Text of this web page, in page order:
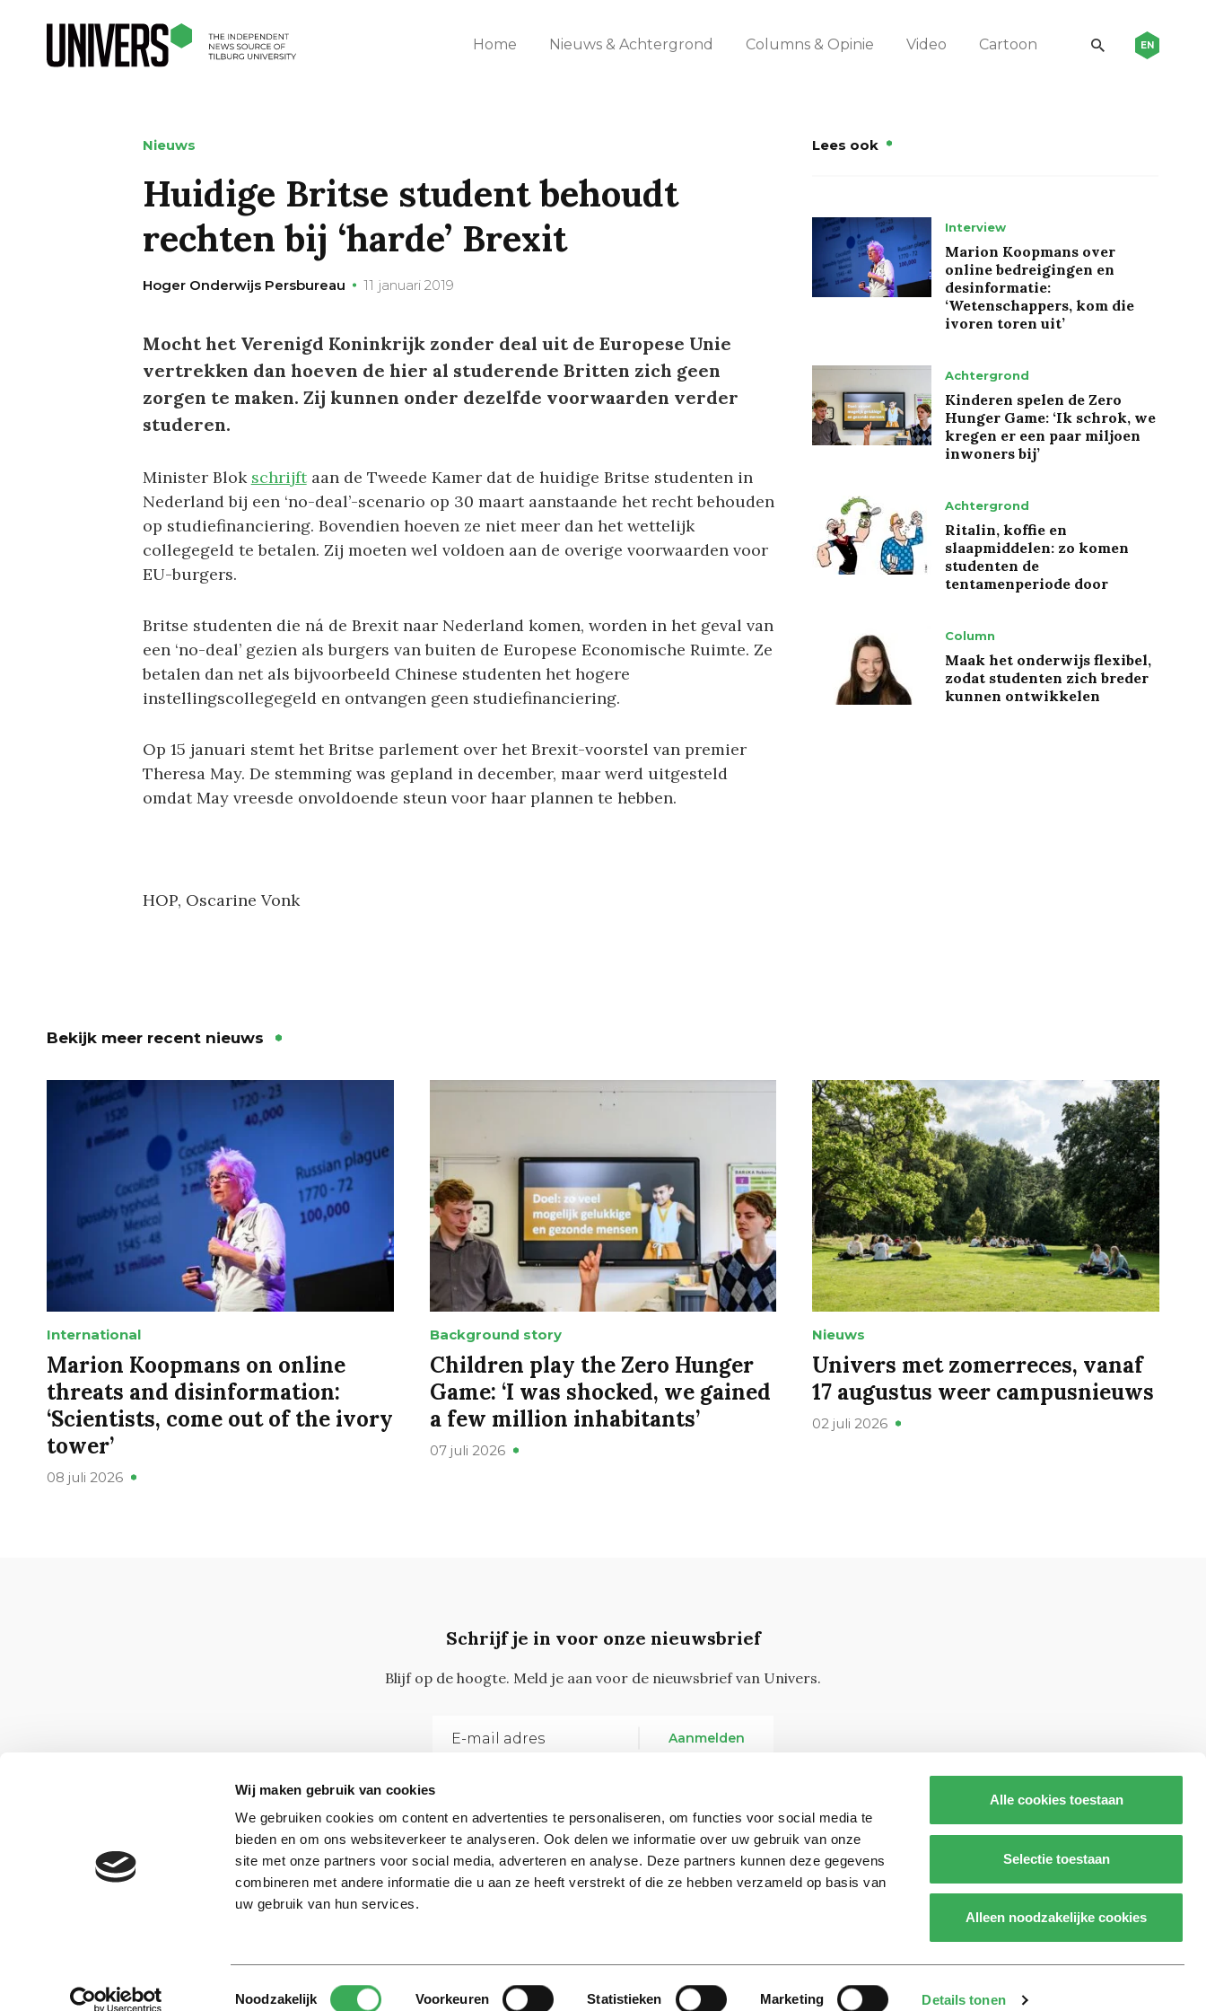
Wij maken gebruik van cookies
We gebruiken cookies om content en advertenties te personaliseren, om functies voor social media te
bieden en om ons websiteverkeer te analyseren. Ook delen we informatie over uw gebruik van onze
site met onze partners voor social media, adverteren en analyse. Deze partners kunnen deze gegevens
combineren met andere informatie die u aan ze heeft verstrekt of die ze hebben verzameld op basis van
uw gebruik van hun services.
Toestemmingsselectie
Noodzakelijk Voorkeuren Statistieken Marketing Details tonen
Alle cookies toestaan
Selectie toestaan
Alleen noodzakelijke cookies
Home Nieuws & Achtergrond Columns & Opinie Video Cartoon EN
Nieuws
Huidige Britse student behoudt
rechten bij ‘harde’ Brexit
Hoger Onderwijs Persbureau 11 januari 2019
Mocht het Verenigd Koninkrijk zonder deal uit de Europese Unie
vertrekken dan hoeven de hier al studerende Britten zich geen
zorgen te maken. Zij kunnen onder dezelfde voorwaarden verder
studeren.
Minister Blok schrijftaan de Tweede Kamer dat de huidige Britse studenten in
Nederland bij een ‘no-deal’-scenario op 30 maart aanstaande het recht behouden
op studiefinanciering. Bovendien hoeven ze niet meer dan het wettelijk
collegegeld te betalen. Zij moeten wel voldoen aan de overige voorwaarden voor
EU-burgers.
Britse studenten die ná de Brexit naar Nederland komen, worden in het geval van
een ‘no-deal’ gezien als burgers van buiten de Europese Economische Ruimte. Ze
betalen dan net als bijvoorbeeld Chinese studenten het hogere
instellingscollegegeld en ontvangen geen studiefinanciering.
Op 15 januari stemt het Britse parlement over het Brexit-voorstel van premier
Theresa May. De stemming was gepland in december, maar werd uitgesteld
omdat May vreesde onvoldoende steun voor haar plannen te hebben.
HOP, Oscarine Vonk
Lees ook
Interview
Marion Koopmans over
online bedreigingen en
desinformatie:
‘Wetenschappers, kom die
ivoren toren uit’
Achtergrond
Kinderen spelen de Zero
Hunger Game: ‘Ik schrok, we
kregen er een paar miljoen
inwoners bij’
Achtergrond
Ritalin, koffie en
slaapmiddelen: zo komen
studenten de
tentamenperiode door
Column
Maak het onderwijs flexibel,
zodat studenten zich breder
kunnen ontwikkelen
Bekijk meer recent nieuws
International
Marion Koopmans on online
threats and disinformation:
‘Scientists, come out of the ivory
tower’
08 juli 2026
Background story
Children play the Zero Hunger
Game: ‘I was shocked, we gained
a few million inhabitants’
07 juli 2026
Nieuws
Univers met zomerreces, vanaf
17 augustus weer campusnieuws
02 juli 2026
Schrijf je in voor onze nieuwsbrief
Blijf op de hoogte. Meld je aan voor de nieuwsbrief van Univers.
Aanmelden
Neem contact met ons op
© 2026 -Over ons Adverteren Werken bij Contact Realisatie door: